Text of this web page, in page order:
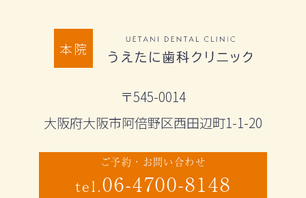
本院
〒545-0014
大阪府大阪市阿倍野区西田辺町1-1-20
ご予約・お問い合わせ
tel.06-4700-8148